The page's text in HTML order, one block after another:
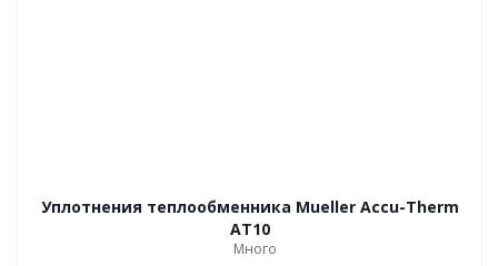
Уплотнения теплообменника Mueller Accu-Therm
AT10
Много